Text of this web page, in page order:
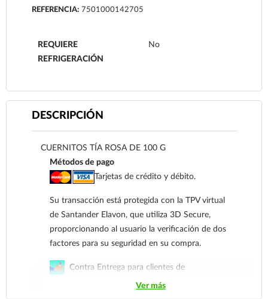
REFERENCIA: 7501000142705
REQUIERE
REFRIGERACIÓN
No
DESCRIPCIÓN
CUERNITOS TÍA ROSA DE 100 G
Métodos de pago
Tarjetas de crédito y débito.
Su transacción está protegida con la TPV virtual
de Santander Elavon, que utiliza 3D Secure,
proporcionando al usuario la verificación de dos
factores para su seguridad en su compra.
Contra Entrega para clientes de
Ver más